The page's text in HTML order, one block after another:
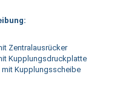
Zentralausrücker
Kupplungsdruckplatte
Kupplungsscheibe